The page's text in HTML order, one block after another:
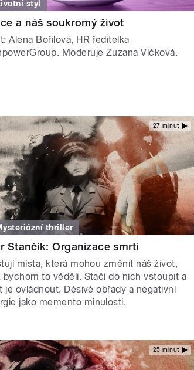
styl
a náš soukromý život
Alena Bořilová, HR ředitelka
Moderuje Zuzana Vlčková.
27 minut
thriller
Stančík: Organizace smrti
místa, která mohou změnit náš život,
bychom to věděli. Stačí do nich vstoupit a
je ovládnout. Děsivé obřady a negativní
jako memento minulosti.
25 minut